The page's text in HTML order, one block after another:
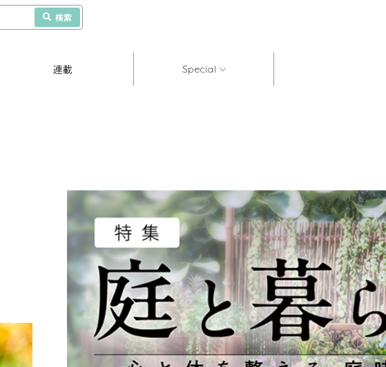
検索
連載 Special